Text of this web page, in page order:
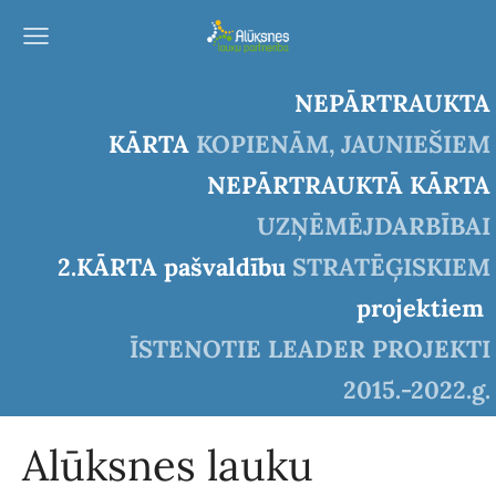
NEPĀRTRAUKTA
KĀRTA KOPIENĀM, JAUNIEŠIEM
NEPĀRTRAUKTĀ KĀRTA
UZŅĒMĒJDARBĪBAI
2.KĀRTA pašvaldību STRATĒĢISKIEM
projektiem
ĪSTENOTIE LEADER PROJEKTI
2015.-2022.g.
Alūksnes lauku